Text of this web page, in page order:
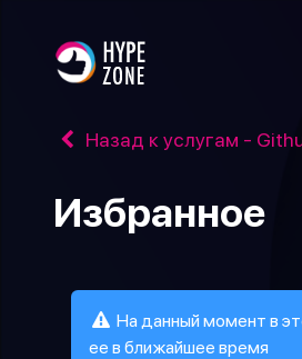
Назад к услугам -
Избранное
На данный момент в
ее в ближайшее время